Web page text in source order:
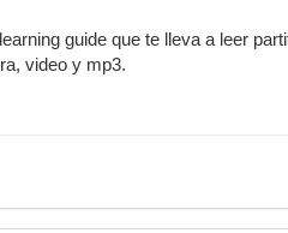
guide que te lleva a leer
video y mp3.